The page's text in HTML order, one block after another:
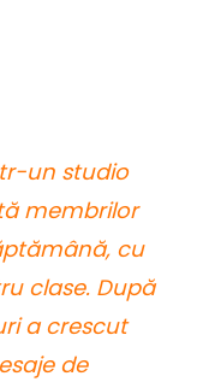
un studio
membrilor
cu
clase. După
a crescut
de